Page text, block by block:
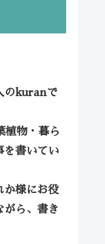
のkuranで
植物・暮ら
を書いてい
か様にお役
がら、書き